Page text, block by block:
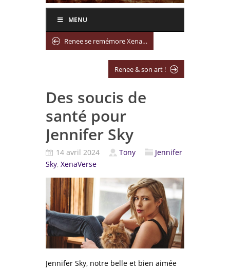
MENU
Renee se remémore Xena…
Renee & son art !
Des soucis de
santé pour
Jennifer Sky
14 avril 2024 Tony
Jennifer
Sky, XenaVerse
Jennifer Sky, notre belle et bien aimée